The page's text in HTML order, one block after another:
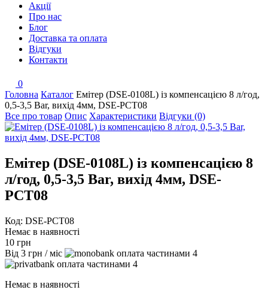
Акції
Про нас
Блог
Доставка та оплата
Відгуки
Контакти
0
Головна Каталог Емітер (DSE-0108L) із компенсацією 8 л/год,
0,5-3,5 Bar, вихід 4мм, DSE-PCT08
Все про товар Опис Характеристики Відгуки (0)
Емітер (DSE-0108L) із компенсацією 8
л/год, 0,5-3,5 Bar, вихід 4мм, DSE-
PCT08
Код: DSE-PCT08
Немає в наявності
10 грн
Від 3 грн / міс
4
4
Немає в наявності